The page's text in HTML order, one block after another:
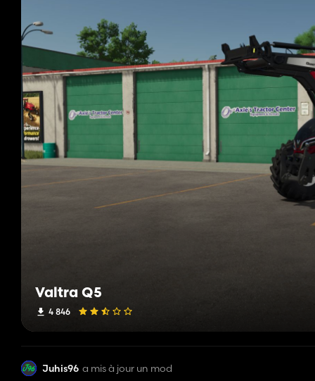
Valtra Q5
4 846
Juhis96 a mis à jour un mod